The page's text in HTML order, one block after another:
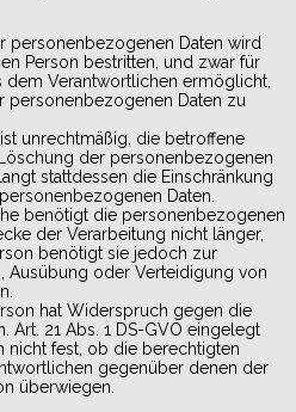
personenbezogenen Daten wird
Person bestritten, und zwar für
dem Verantwortlichen ermöglicht,
personenbezogenen Daten zu
unrechtmäßig, die betroffene
der personenbezogenen
stattdessen die Einschränkung
Daten.
benötigt die personenbezogenen
der Verarbeitung nicht länger,
benötigt sie jedoch zur
Ausübung oder Verteidigung von
hat Widerspruch gegen die
Art. 21 Abs. 1 DS-GVO eingelegt
nicht fest, ob die berechtigten
gegenüber denen der
überwiegen.